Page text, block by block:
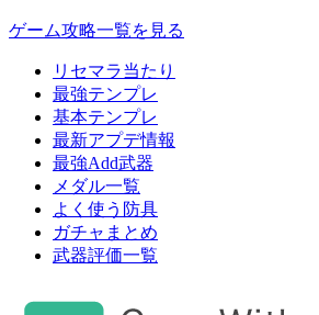
ゲーム攻略一覧を見る
リセマラ当たり
最強テンプレ
基本テンプレ
最新アプデ情報
最強Add武器
メダル一覧
よく使う防具
ガチャまとめ
武器評価一覧